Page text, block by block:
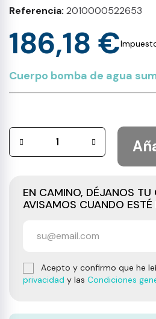
Referencia 2010000522653
186,18 €
Cuerpo bomba de agua
EN CAMINO, DÉJANOS TU
AVISAMOS CUANDO ESTÉ
Acepto y confirmo que he
privacidad y las Condiciones